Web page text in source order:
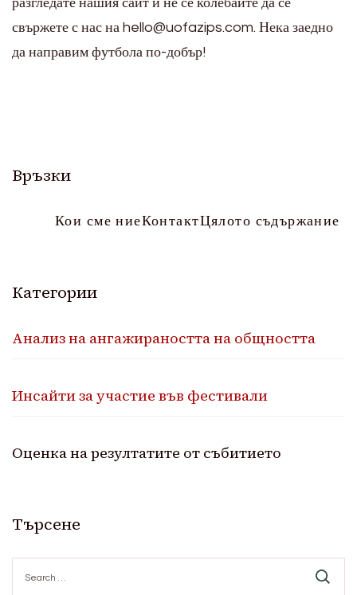
свържете с нас на hello@uofazips.com. Нека заедно
да направим футбола по-добър!
Връзки
Кои сме ниеКонтактЦялото съдържание
Категории
Анализ на ангажираността на общността
Инсайти за участие във фестивали
Оценка на резултатите от събитието
Търсене
for: